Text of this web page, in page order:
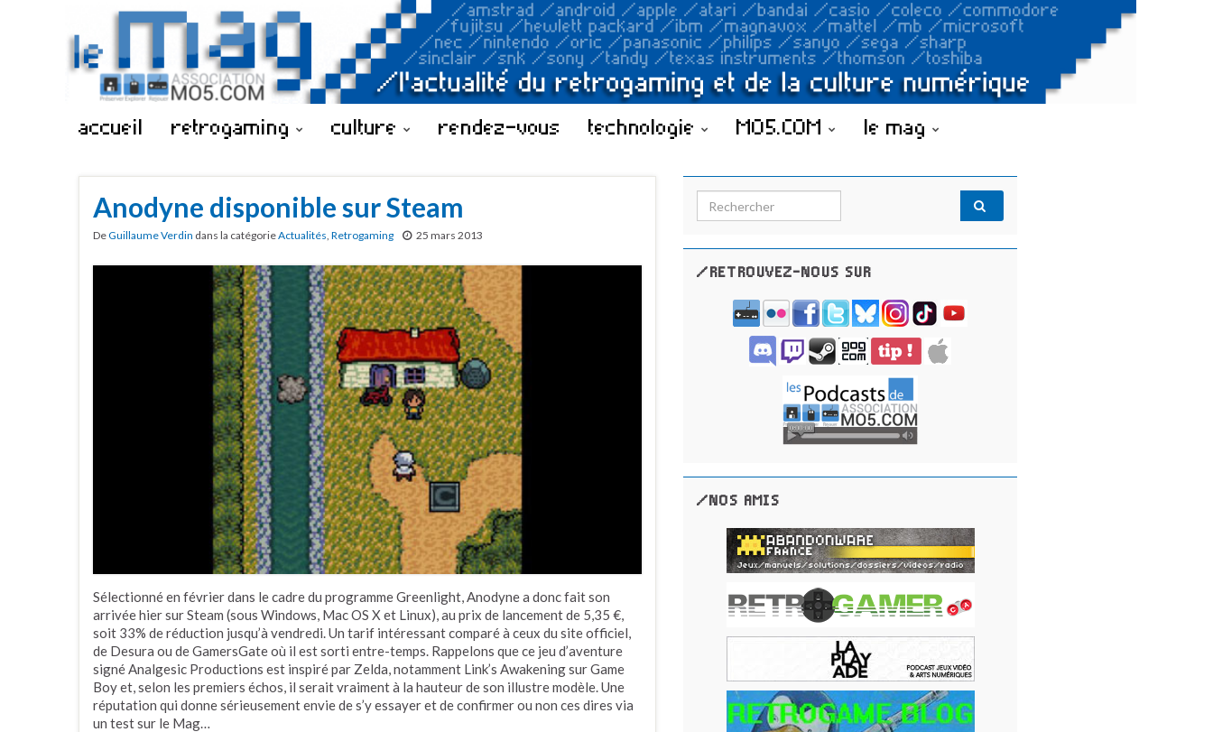
accueil retrogaming culture rendez-vous technologie MO5.COM le mag
Anodyne disponible sur Steam
DeGuillaume Verdin dans la catégorieActualités, Retrogaming 25 mars 2013
Sélectionné en février dans le cadre du programme Greenlight, Anodyne a donc fait son
arrivée hier sur Steam (sous Windows, Mac OS X et Linux), au prix de lancement de 5,35 €,
soit 33% de réduction jusqu’à vendredi. Un tarif intéressant comparé à ceux du site officiel,
de Desura ou de GamersGate où il est sorti entre-temps. Rappelons que ce jeu d’aventure
signé Analgesic Productions est inspiré par Zelda, notamment Link’s Awakening sur Game
Boy et, selon les premiers échos, il serait vraiment à la hauteur de son illustre modèle. Une
réputation qui donne sérieusement envie de s’y essayer et de confirmer ou non ces dires via
un test sur le Mag…
Search for:
/RETROUVEZ-NOUS SUR
/NOS AMIS